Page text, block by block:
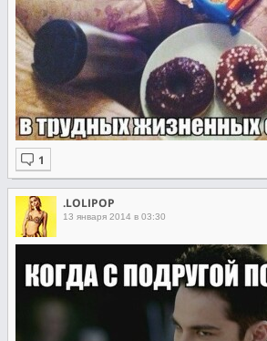
.LOLIPOP
13 января 2014 в 03:30